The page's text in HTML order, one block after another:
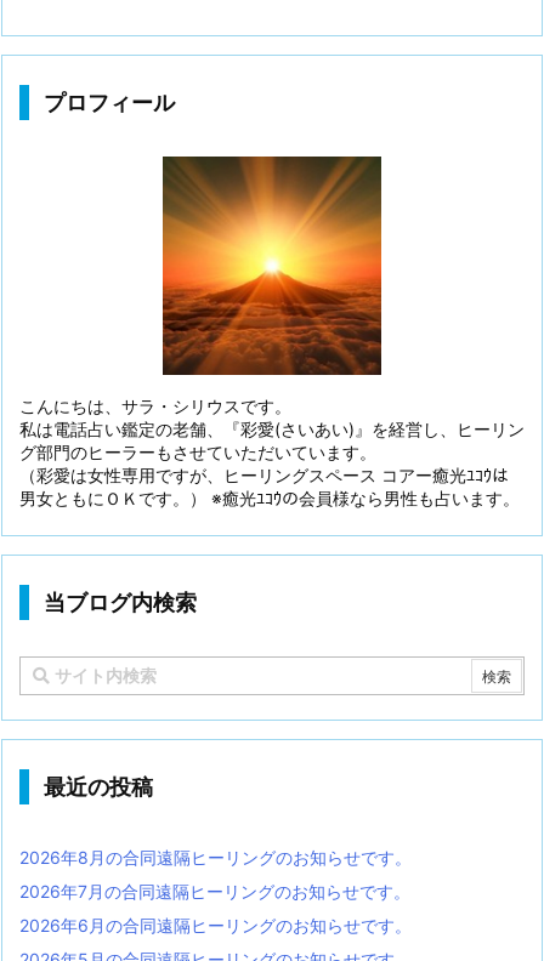
プロフィール
こんにちは、サラ・シリウスです。
私は電話占い鑑定の老舗、『彩愛(さいあい)』を経営し、ヒーリン
グ部門のヒーラーもさせていただいています。
（彩愛は女性専用ですが、ヒーリングスペース コアー癒光ﾕｺｳは
男女ともにＯＫです。） ※癒光ﾕｺｳの会員様なら男性も占います。
当ブログ内検索
最近の投稿
2026年8月の合同遠隔ヒーリングのお知らせです。
2026年7月の合同遠隔ヒーリングのお知らせです。
2026年6月の合同遠隔ヒーリングのお知らせです。